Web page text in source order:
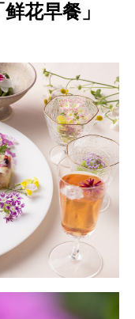
花早餐」